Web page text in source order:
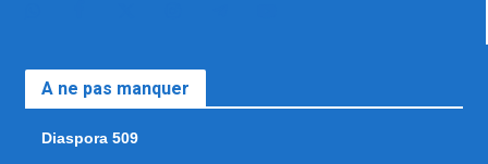
A ne pas manquer
Diaspora 509